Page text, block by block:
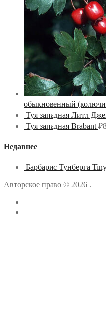
обыкновенный
Туя западная Литл
Туя западная Brabant ₽
Недавнее
Барбарис Тунберга
Авторское право © 2026 .